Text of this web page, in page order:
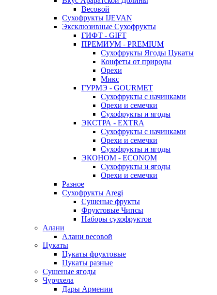
Весовой
Сухофрукты IJEVAN
Эксклюзивные Сухофрукты
ГИФТ - GIFT
ПРЕМИУМ - PREMIUM
Сухофрукты Ягоды Цукаты
Конфеты от природы
Орехи
Микс
ГУРМЭ - GOURMET
Сухофрукты с начинками
Орехи и семечки
Сухофрукты и ягоды
ЭКСТРА - EXTRA
Сухофрукты с начинками
Орехи и семечки
Сухофрукты и ягоды
ЭКОНОМ - ECONOM
Сухофрукты и ягоды
Орехи и семечки
Разное
Сухофрукты Aregi
Сушеные фрукты
Фруктовые Чипсы
Наборы сухофруктов
Алани
Алани весовой
Цукаты
Цукаты фруктовые
Цукаты разные
Сушеные ягоды
Чурчхела
Дары Армении